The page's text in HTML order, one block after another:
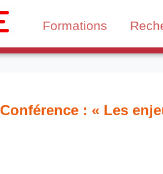
Formations
Conférence : « Les